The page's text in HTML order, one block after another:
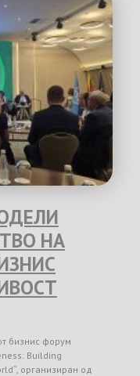
НА
бизнис форум
Building
организиран од